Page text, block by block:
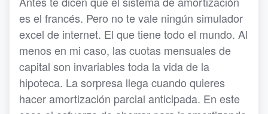
es el francés. Pero no te vale ningún simulador
excel de internet. El que tiene todo el mundo. Al
menos en mi caso, las cuotas mensuales de
capital son invariables toda la vida de la
hipoteca. La sorpresa llega cuando quieres
hacer amortización parcial anticipada. En este